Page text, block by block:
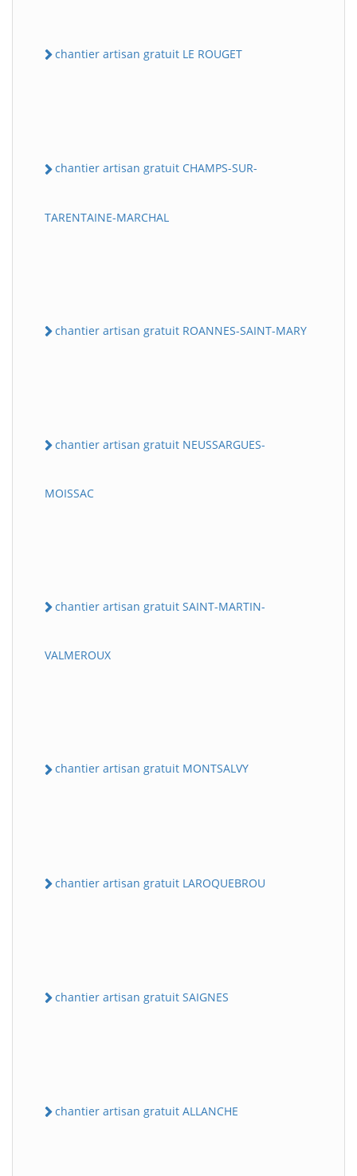
chantier artisan gratuit LE ROUGET
chantier artisan gratuit CHAMPS-SUR-
TARENTAINE-MARCHAL
chantier artisan gratuit ROANNES-SAINT-MARY
chantier artisan gratuit NEUSSARGUES-
MOISSAC
chantier artisan gratuit SAINT-MARTIN-
VALMEROUX
chantier artisan gratuit MONTSALVY
chantier artisan gratuit LAROQUEBROU
chantier artisan gratuit SAIGNES
chantier artisan gratuit ALLANCHE